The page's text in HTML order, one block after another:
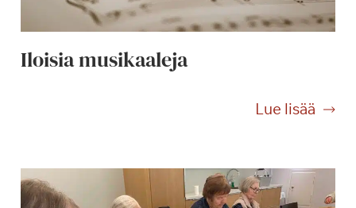
Iloisia musikaaleja
Lue lisää
I
i
s